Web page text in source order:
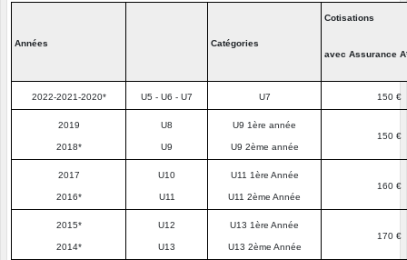
Années Catégories
Cotisations
avec Assurance
2022-2021-2020* U5 - U6 - U7 U7 150 €
2019
2018*
U8
U9
U9 1ère année
U9 2ème année
150 €
2017
2016*
U10
U11
U11 1ère Année
U11 2ème Année
160 €
2015*
2014*
U12
U13
U13 1ère Année
U13 2ème Année
170 €